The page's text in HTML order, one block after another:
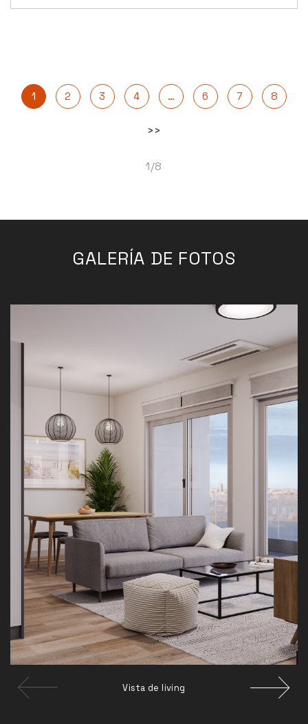
1 2 3 4 … 6 7 8
>>
1/8
GALERÍA DE FOTOS
Vista de living